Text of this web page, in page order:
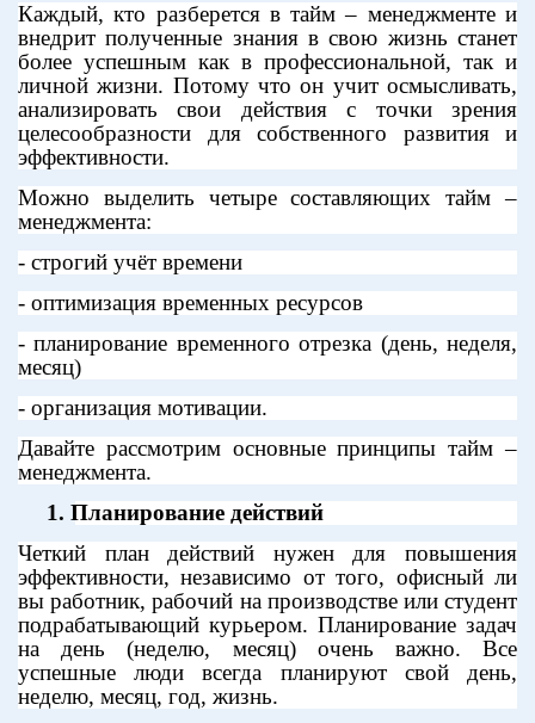
Каждый, кто разберется в тайм – менеджменте и
внедрит полученные знания в свою жизнь станет
более успешным как в профессиональной, так и
личной жизни. Потому что он учит осмысливать,
анализировать свои действия с точки зрения
целесообразности для собственного развития и
эффективности.
Можно выделить четыре составляющих тайм –
менеджмента:
- строгий учёт времени
- оптимизация временных ресурсов
- планирование временного отрезка (день, неделя,
месяц)
- организация мотивации.
Давайте рассмотрим основные принципы тайм –
менеджмента.
1. Планирование действий
Четкий план действий нужен для повышения
эффективности, независимо от того, офисный ли
вы работник, рабочий на производстве или студент
подрабатывающий курьером. Планирование задач
на день (неделю, месяц) очень важно. Все
успешные люди всегда планируют свой день,
неделю, месяц, год, жизнь.